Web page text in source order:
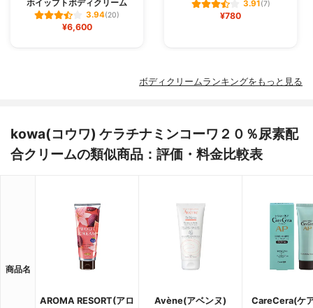
ホイップトボディクリーム
3.94(20)
¥6,600
3.91(7)
¥780
ボディクリームランキングをもっと見る
kowa(コウワ) ケラチナミンコーワ２０％尿素配
合クリームの類似商品：評価・料金比較表
商品名
AROMA RESORT(アロ
Avène(アベンヌ)
CareCera(ケ